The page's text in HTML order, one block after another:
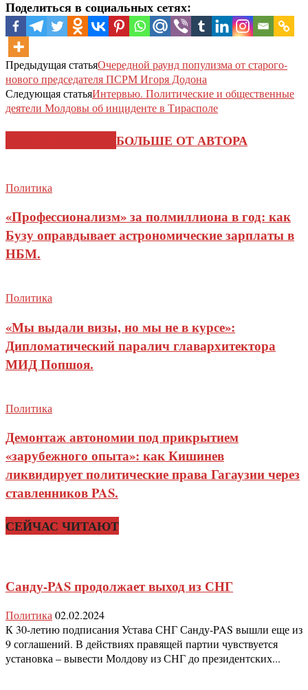
Поделиться в социальных сетях:
Предыдущая статьяОчередной раунд популизма от старого-
нового председателя ПСРМ Игоря Додона
Следующая статьяИнтервью. Политические и общественные
деятели Молдовы об инциденте в Тирасполе
БОЛЬШЕ ОТ АВТОРА
Политика
«Профессионализм» за полмиллиона в год: как
Бузу оправдывает астрономические зарплаты в
НБМ.
Политика
«Мы выдали визы, но мы не в курсе»:
Дипломатический паралич главархитектора
МИД Попшоя.
Политика
Демонтаж автономии под прикрытием
«зарубежного опыта»: как Кишинев
ликвидирует политические права Гагаузии через
ставленников PAS.
СЕЙЧАС ЧИТАЮТ
Санду-PAS продолжает выход из СНГ
Политика02.02.2024
К 30-летию подписания Устава СНГ Санду-PAS вышли еще из
9 соглашений. В действиях правящей партии чувствуется
установка – вывести Молдову из СНГ до президентских...